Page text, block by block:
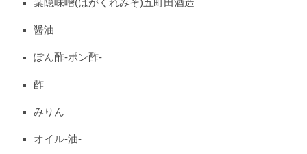
葉隠味噌(はがくれみそ)五町田酒造
醤油
ぽん酢-ポン酢-
酢
みりん
オイル-油-